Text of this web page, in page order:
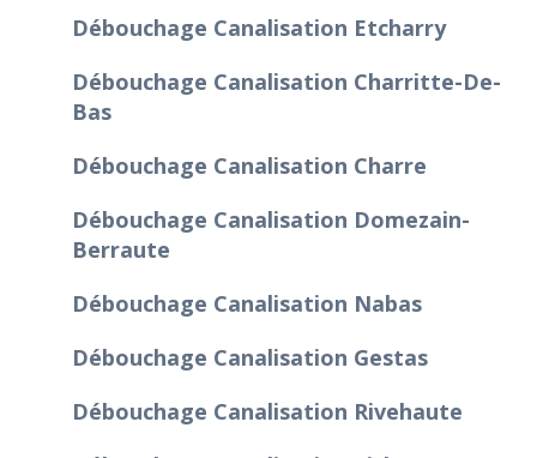
Débouchage Canalisation Etcharry
Débouchage Canalisation Charritte-De-
Bas
Débouchage Canalisation Charre
Débouchage Canalisation Domezain-
Berraute
Débouchage Canalisation Nabas
Débouchage Canalisation Gestas
Débouchage Canalisation Rivehaute